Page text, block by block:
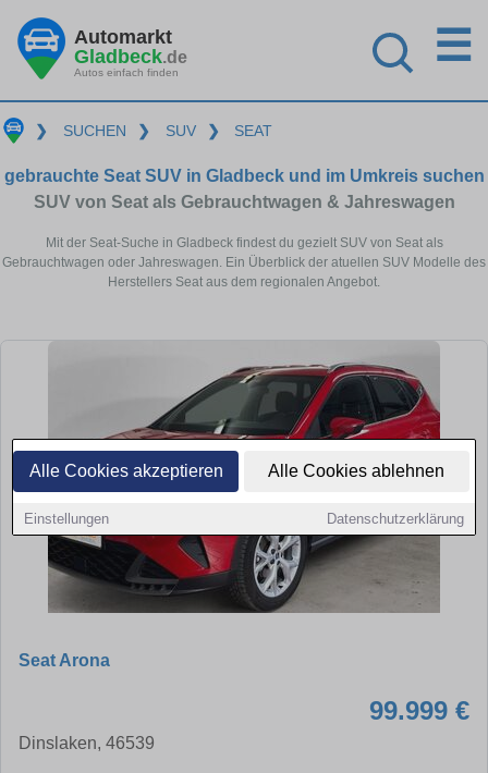
Alle Cookies akzeptieren Alle Cookies ablehnen
Einstellungen Datenschutzerklärung
Automarkt
Gladbeck.de
Autos einfach finden
☰
❯ SUCHEN ❯ SUV ❯ SEAT
gebrauchte Seat SUV in Gladbeck und im Umkreis suchen
SUV von Seat als Gebrauchtwagen & Jahreswagen
Mit der Seat-Suche in Gladbeck findest du gezielt SUV von Seat als
Gebrauchtwagen oder Jahreswagen. Ein Überblick der atuellen SUV Modelle des
Herstellers Seat aus dem regionalen Angebot.
Seat Arona
99.999 €
Dinslaken, 46539